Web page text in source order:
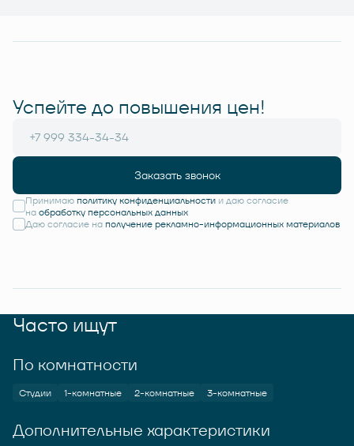
Успейте до повышения цен!
Заказать звонок
Принимаю политику конфиденциальностии даю согласие
на обработку персональных данных
Даю согласие на получение рекламно-информационных материалов
Часто ищут
По комнатности
Студии 1-комнатные 2-комнатные 3-комнатные
Дополнительные характеристики